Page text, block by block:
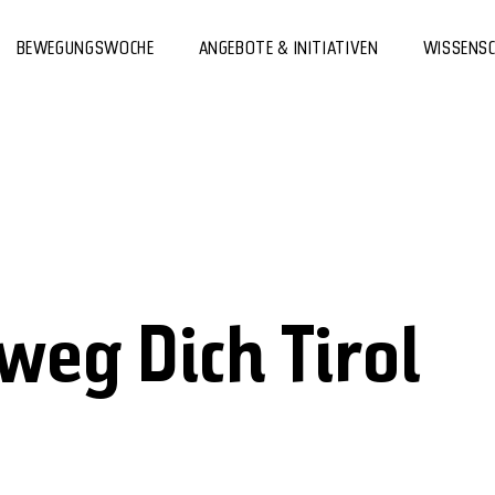
BEWEGUNGSWOCHE ANGEBOTE & INITIATIVEN
Dich Tirol